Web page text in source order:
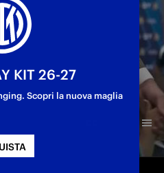
KIT 26-27
Scopri la nuova maglia